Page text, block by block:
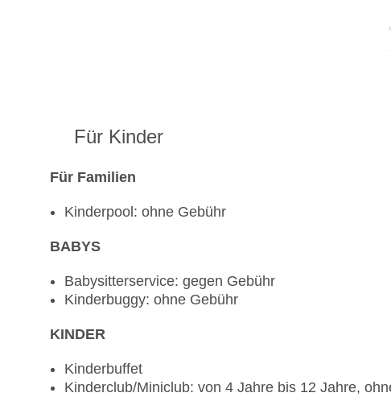
Für Kinder
Für Familien
Kinderpool: ohne Gebühr
BABYS
Babysitterservice: gegen Gebühr
Kinderbuggy: ohne Gebühr
KINDER
Kinderbuffet
Kinderclub/Miniclub: von 4 Jahre bis 12 Jahre,